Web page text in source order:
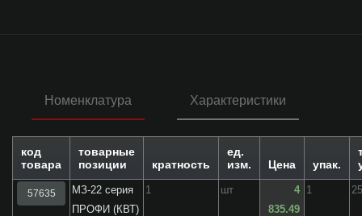
Номенклатура Характеристики
код
товара
товарные
позиции
кратность
ед.
изм.
Цена упак.
57635
МЗ-22 серия
ПРОФИ (КВТ)
1 шт
4
835.49
1